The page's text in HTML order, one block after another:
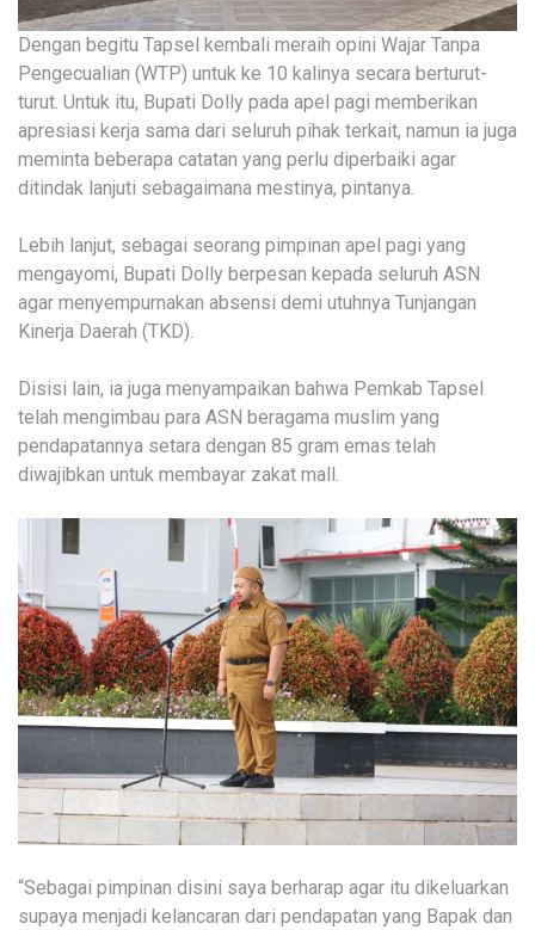
Dengan begitu Tapsel kembali meraih opini Wajar Tanpa
Pengecualian (WTP) untuk ke 10 kalinya secara berturut-
turut. Untuk itu, Bupati Dolly pada apel pagi memberikan
apresiasi kerja sama dari seluruh pihak terkait, namun ia juga
meminta beberapa catatan yang perlu diperbaiki agar
ditindak lanjuti sebagaimana mestinya, pintanya.
Lebih lanjut, sebagai seorang pimpinan apel pagi yang
mengayomi, Bupati Dolly berpesan kepada seluruh ASN
agar menyempurnakan absensi demi utuhnya Tunjangan
Kinerja Daerah (TKD).
Disisi lain, ia juga menyampaikan bahwa Pemkab Tapsel
telah mengimbau para ASN beragama muslim yang
pendapatannya setara dengan 85 gram emas telah
diwajibkan untuk membayar zakat mall.
“Sebagai pimpinan disini saya berharap agar itu dikeluarkan
supaya menjadi kelancaran dari pendapatan yang Bapak dan